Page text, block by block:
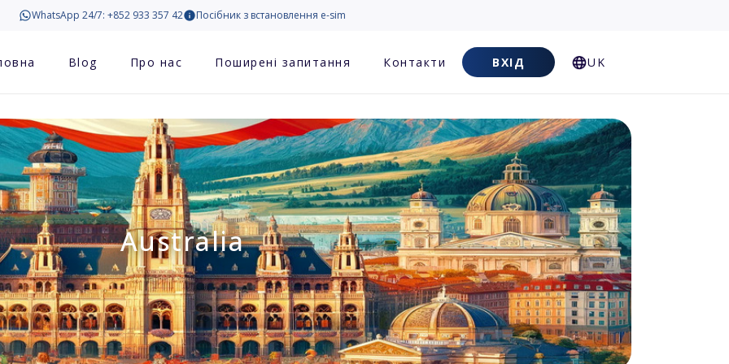
WhatsApp 24/7: +852 933 357 42 Посібник з встановлення e-sim
Blog Про нас Поширені запитання Контакти ВХІД UK
Australia